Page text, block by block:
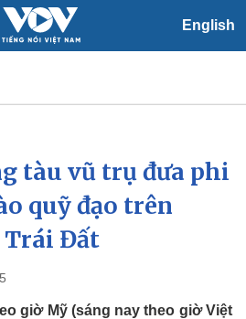
English
Xã hội
Tin 24h
Dự báo thời tiết
Giáo dục
tàu vũ trụ đưa phi
quỹ đạo trên
Trái Đất
giờ Mỹ (sáng nay theo giờ Việt